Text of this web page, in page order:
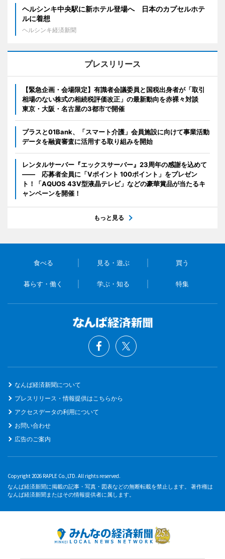
ヘルシンキ中央駅に新ホテル登場へ 日本のカプセルホテ
ルに着想
ヘルシンキ経済新聞
プレスリリース
【緊急企画・会場限定】有識者会議委員と国税出身者が「取引
相場のない株式の相続税評価改正」の最新動向を赤裸々対談
東京・大阪・名古屋の3都市で開催
プラスと01Bank、「スマート介護」会員施設に向けて事業活動
データを融資審査に活用する取り組みを開始
レンタルサーバー『エックスサーバー』23周年の感謝を込めて
―― 応募者全員に「Vポイント 100ポイント」をプレゼン
ト！「AQUOS 43V型液晶テレビ」などの豪華賞品が当たるキ
ャンペーンを開催！
もっと見る
食べる 見る・遊ぶ 買う
暮らす・働く 学ぶ・知る 特集
なんば経済新聞について
プレスリリース・情報提供はこちらから
アクセスデータの利用について
お問い合わせ
広告のご案内
Copyright 2026 RAPLE Co.,LTD. All rights reserved.
なんば経済新聞に掲載の記事・写真・図表などの無断転載を禁止します。 著作権は
なんば経済新聞またはその情報提供者に属します。